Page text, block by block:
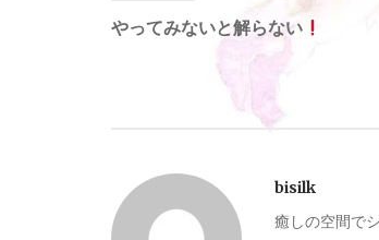
稿
ゲ
やってみないと解らない
bisilk
癒しの空間で